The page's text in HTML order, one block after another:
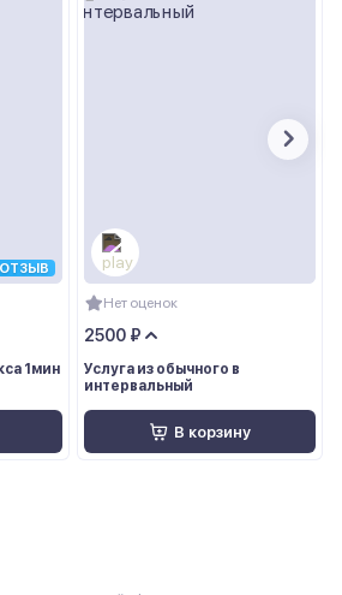
ОТЗЫВ
1мин
Нет оценок
2500 ₽
Услуга из обычного в
интервальный
В корзину